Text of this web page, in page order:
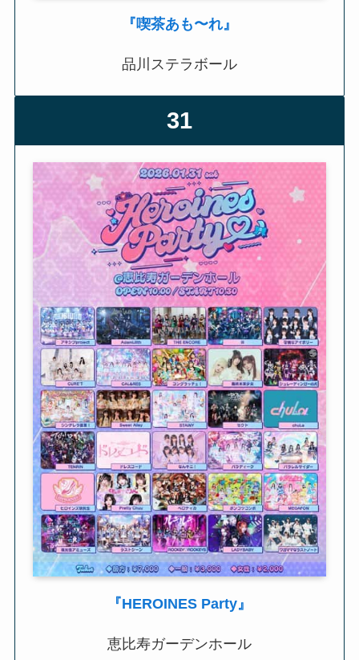
『喫茶あも〜れ』
品川ステラボール
31
『HEROINES Party』
恵比寿ガーデンホール